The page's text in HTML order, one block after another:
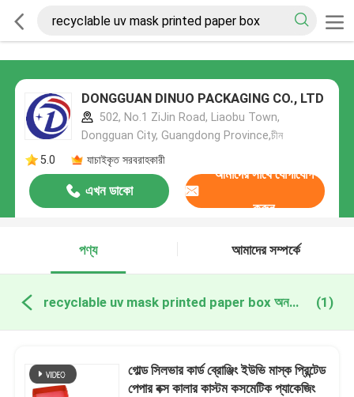
DONGGUAN DINUO PACKAGING CO., LTD
502, No.1 ZiJin Road, Liaobu Town,
Dongguan City, Guangdong Province,চীন
5.0
যাচাইকৃত সরবরাহকারী
এখন ডাকো
আমাদের সাথে যোগাযোগ
করুন
পণ্য আমাদের সম্পর্কে
recyclable uv mask printed paper box অনলাইন উত্পাদন (1)
গোল্ড সিলভার কার্ড ব্রোঞ্জিং ইউভি মাস্ক প্রিন্টেড
পেপার বক্স কালার কাস্টম কসমেটিক প্যাকেজিং